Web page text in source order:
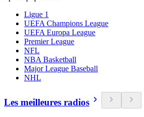
Ligue 1
UEFA Champions League
UEFA Europa League
Premier League
NFL
NBA Basketball
Major League Baseball
NHL
Les meilleures radios